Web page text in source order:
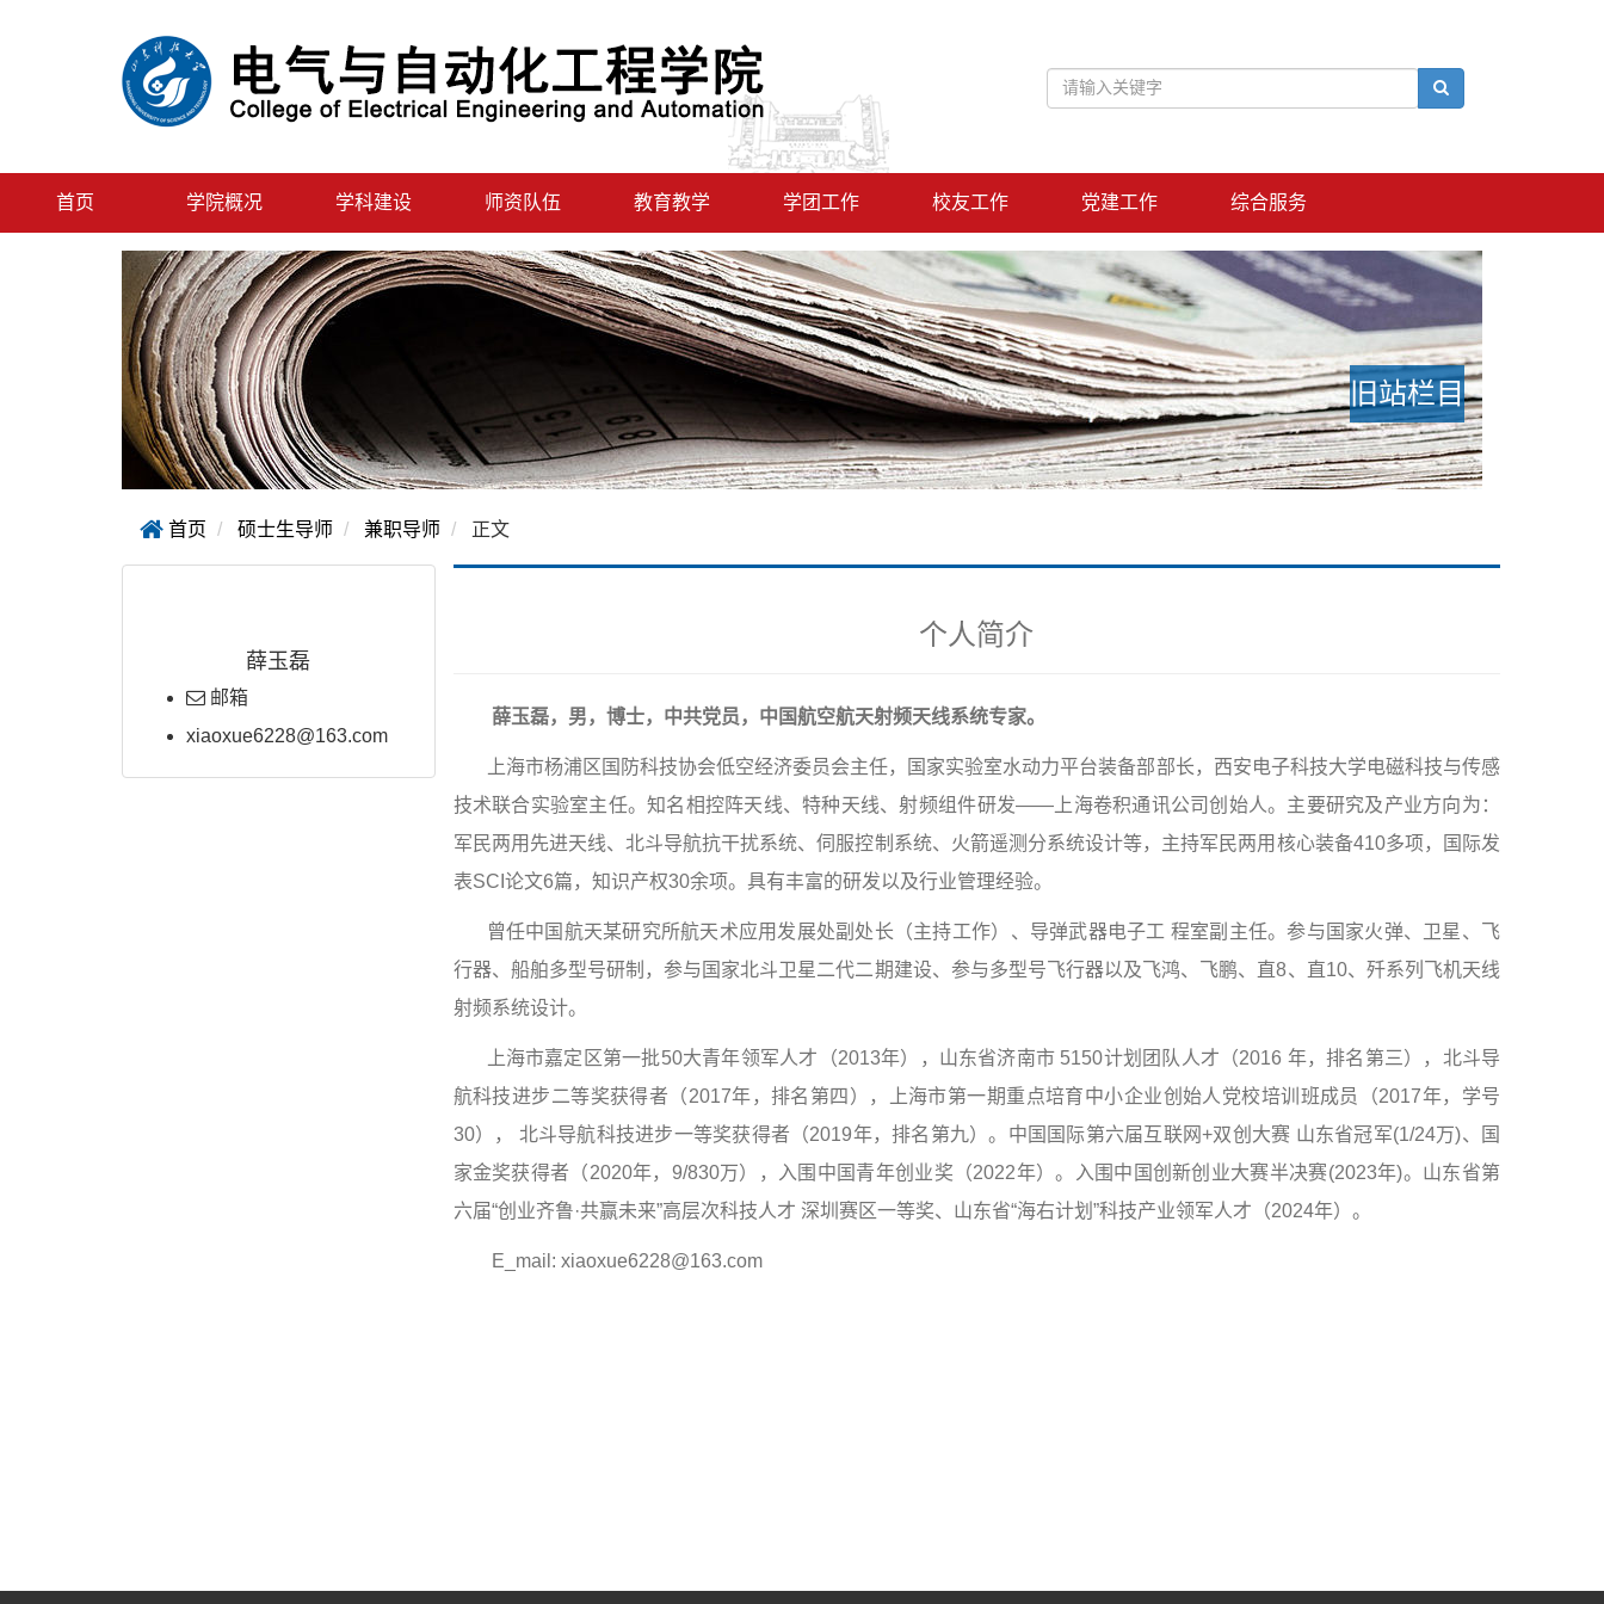
首页 学院概况 学科建设 师资队伍 教育教学 学团工作 校友工作 党建工作 综合服务
旧站栏目
首页 硕士生导师 兼职导师 正文
薛玉磊
邮箱
xiaoxue6228@163.com
个人简介
薛玉磊，男，博士，中共党员， 中国航空航天射频天线系统专家。
上海市杨浦区国防科技协会低空经济委员会主任，国家实验室水动力平台装备部部长，西安电子科技大学电磁科技与传感
技术联合实验室主任。知名相控阵天线、特种天线、射频组件研发——上海卷积通讯公司创始人。主要研究及产业方向为：
军民两用先进天线、北斗导航抗干扰系统、伺服控制系统、火箭遥测分系统设计等，主持军民两用核心装备410多项，国际发
表SCI论文6篇，知识产权30余项。具有丰富的研发以及行业管理经验。
曾任中国航天某研究所航天术应用发展处副处长（主持工作）、导弹武器电子工 程室副主任。参与国家火弹、卫星、飞
行器、船舶多型号研制，参与国家北斗卫星二代二期建设、参与多型号飞行器以及飞鸿、飞鹏、直8、直10、歼系列飞机天线
射频系统设计。
上海市嘉定区第一批50大青年领军人才（2013年），山东省济南市 5150计划团队人才（2016 年，排名第三），北斗导
航科技进步二等奖获得者（2017年，排名第四），上海市第一期重点培育中小企业创始人党校培训班成员（2017年，学号
30）， 北斗导航科技进步一等奖获得者（2019年，排名第九）。中国国际第六届互联网+双创大赛 山东省冠军(1/24万)、国
家金奖获得者（2020年，9/830万），入围中国青年创业奖（2022年）。入围中国创新创业大赛半决赛(2023年)。山东省第
六届“创业齐鲁·共赢未来”高层次科技人才 深圳赛区一等奖、山东省“海右计划”科技产业领军人才（2024年）。
E_mail: xiaoxue6228@163.com